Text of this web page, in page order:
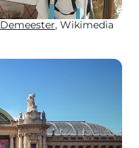
Demeester, Wikimedia